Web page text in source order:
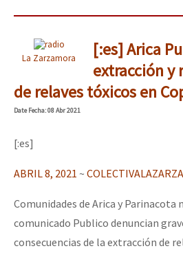
La Zarzamora
[:es] Arica
extracción y
de relaves tóxicos en
DateFecha: 08 Abr 2021
[:es]
ABRIL 8, 2021 ~
Comunidades de Arica y Parinacota
comunicado Publico denuncian
consecuencias de la extracción de